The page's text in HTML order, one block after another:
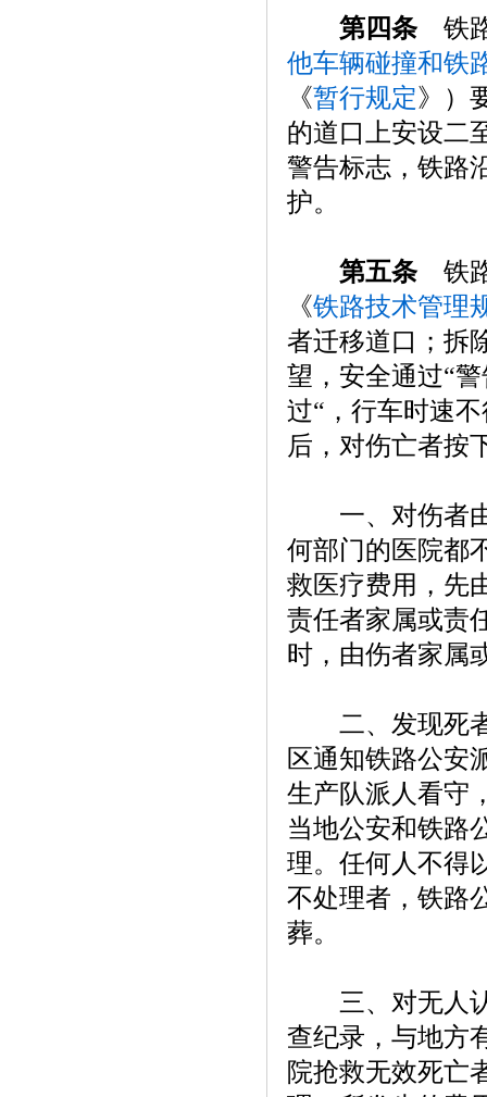
第四条 铁
他车辆碰撞和铁
《暂行规定》）
的道口上安设二
警告标志，铁路
护。
第五条 铁
《铁路技术管理
者迁移道口；拆
望，安全通过“
过“，行车时速
后，对伤亡者按
一、对伤者由
何部门的医院都
救医疗费用，先
责任者家属或责
时，由伤者家属
二、发现死者
区通知铁路公安
生产队派人看守
当地公安和铁路
理。任何人不得
不处理者，铁路
葬。
三、对无人认
查纪录，与地方
院抢救无效死亡